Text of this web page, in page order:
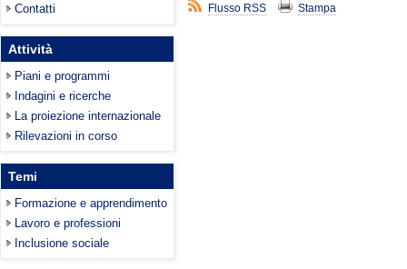
Contatti
Attività
Piani e programmi
Indagini e ricerche
La proiezione internazionale
Rilevazioni in corso
Temi
Formazione e apprendimento
Lavoro e professioni
Inclusione sociale
Flusso RSS Stampa